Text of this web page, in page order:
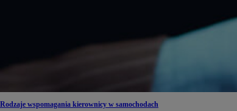
Rodzaje wspomagania kierownicy w samochodach